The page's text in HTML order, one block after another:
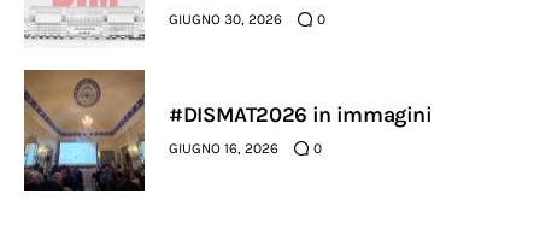
GIUGNO 30, 2026 0
#DISMAT2026 in immagini
GIUGNO 16, 2026 0